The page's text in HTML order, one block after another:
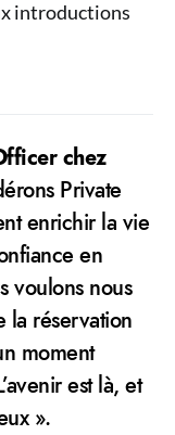
introductions
chez
Private
enrichir la vie
en
voulons nous
la réservation
moment
est là, et
».